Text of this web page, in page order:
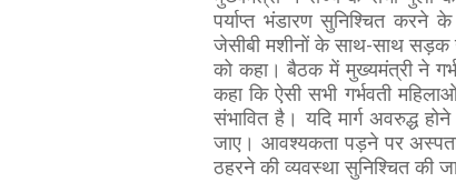
पर्याप्त भंडारण सुनिश्चित करने
जेसीबी मशीनों के साथ-साथ
को कहा। बैठक में मुख्यमंत्री ने
कहा कि ऐसी सभी गर्भवती
संभावित है। यदि मार्ग अवरुद्ध
जाए। आवश्यकता पड़ने पर
ठहरने की व्यवस्था सुनिश्चित की